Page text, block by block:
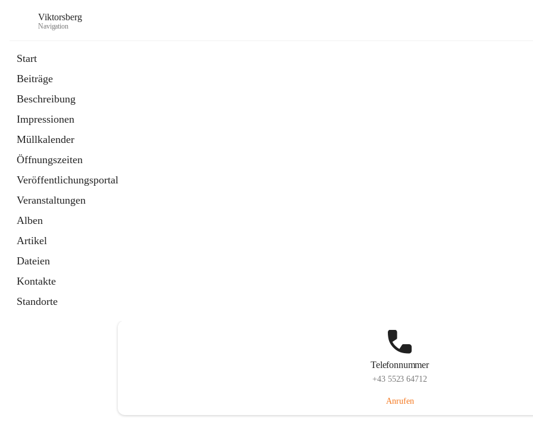
Viktorsberg
Navigation
Start
Beiträge
Beschreibung
Impressionen
Müllkalender
Öffnungszeiten
Veröffentlichungsportal
Veranstaltungen
Alben
Artikel
Dateien
Kontakte
Standorte
Telefonnummer
+43 5523 64712
Anrufen